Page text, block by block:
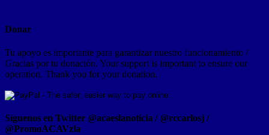
Donar
Tu apoyo es importante para garantizar nuestro funcionamiento /
Gracias por tu donación. Your support is important to ensure our
operation. Thank you for your donation.
Síguenos en Twitter @acaeslanoticia / @rccarlosj /
@PromoACAVzla